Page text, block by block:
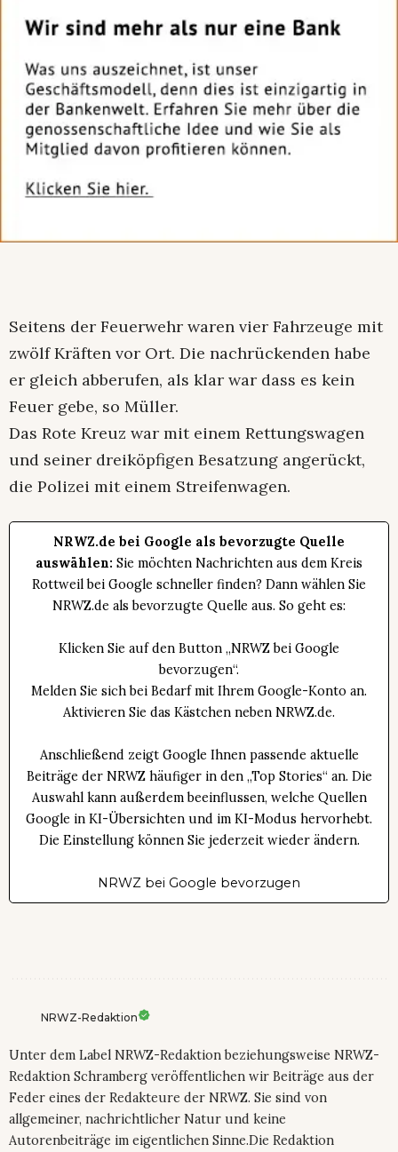
Seitens der Feuerwehr waren vier Fahrzeuge mit
zwölf Kräften vor Ort. Die nachrückenden habe
er gleich abberufen, als klar war dass es kein
Feuer gebe, so Müller.
Das Rote Kreuz war mit einem Rettungswagen
und seiner dreiköpfigen Besatzung angerückt,
die Polizei mit einem Streifenwagen.
NRWZ.de bei Google als bevorzugte Quelle
auswählen: Sie möchten Nachrichten aus dem Kreis
Rottweil bei Google schneller finden? Dann wählen Sie
NRWZ.de als bevorzugte Quelle aus. So geht es:
Klicken Sie auf den Button „NRWZ bei Google
bevorzugen“.
Melden Sie sich bei Bedarf mit Ihrem Google-Konto an.
Aktivieren Sie das Kästchen neben NRWZ.de.
Anschließend zeigt Google Ihnen passende aktuelle
Beiträge der NRWZ häufiger in den „Top Stories“ an. Die
Auswahl kann außerdem beeinflussen, welche Quellen
Google in KI-Übersichten und im KI-Modus hervorhebt.
Die Einstellung können Sie jederzeit wieder ändern.
NRWZ bei Google bevorzugen
NRWZ-Redaktion
Unter dem Label NRWZ-Redaktion beziehungsweise NRWZ-
Redaktion Schramberg veröffentlichen wir Beiträge aus der
Feder eines der Redakteure der NRWZ. Sie sind von
allgemeiner, nachrichtlicher Natur und keine
Autorenbeiträge im eigentlichen Sinne.Die Redaktion